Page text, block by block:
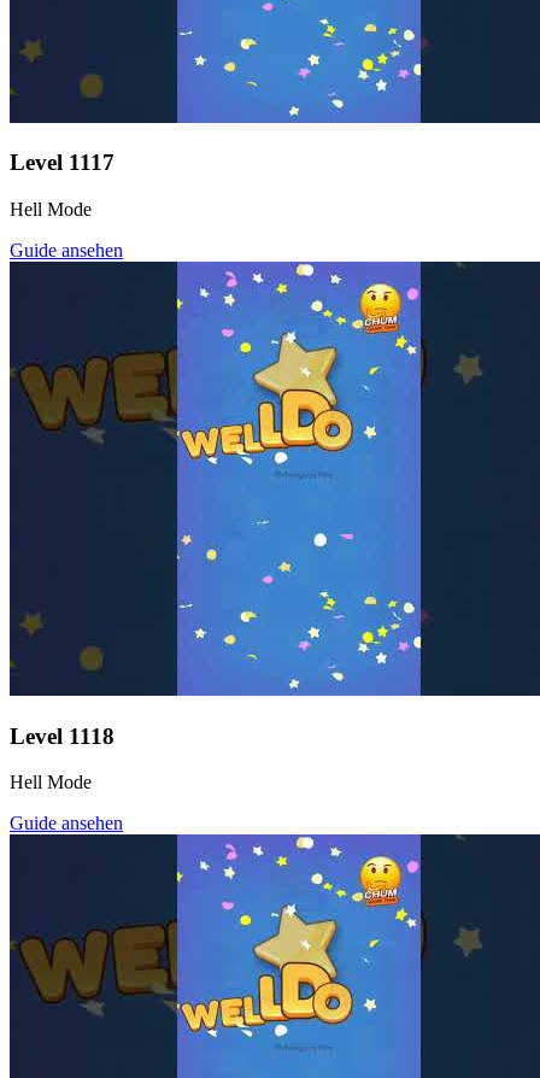
Level 1117
Hell Mode
Guide ansehen
Level 1118
Hell Mode
Guide ansehen